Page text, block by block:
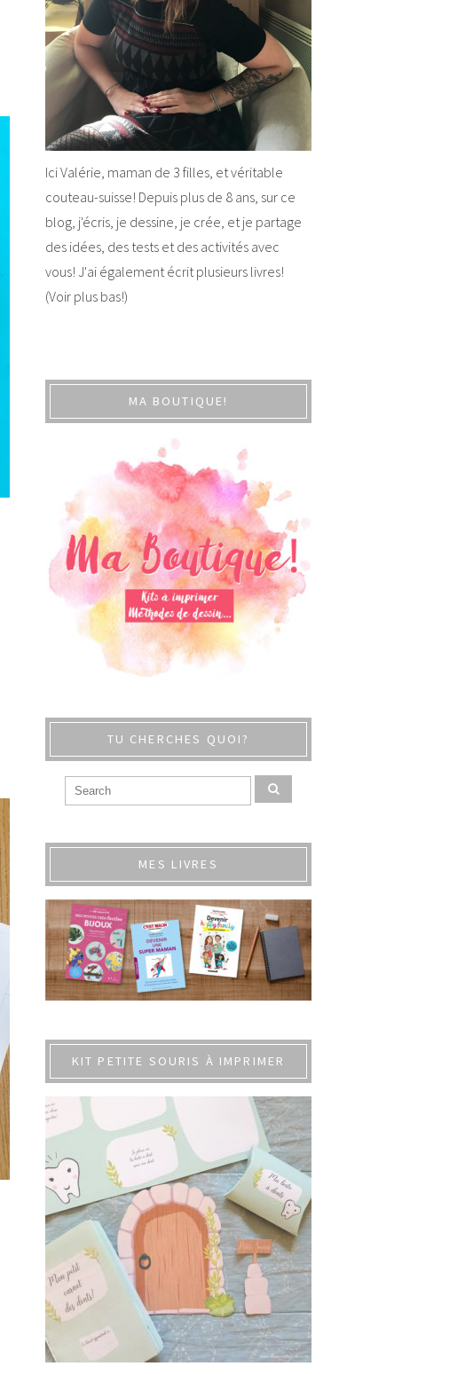
Ici Valérie, maman de 3 filles, et véritable
couteau-suisse! Depuis plus de 8 ans, sur ce
blog, j'écris, je dessine, je crée, et je partage
des idées, des tests et des activités avec
vous! J'ai également écrit plusieurs livres!
(Voir plus bas!)
MA BOUTIQUE!
TU CHERCHES QUOI?
MES LIVRES
KIT PETITE SOURIS À IMPRIMER